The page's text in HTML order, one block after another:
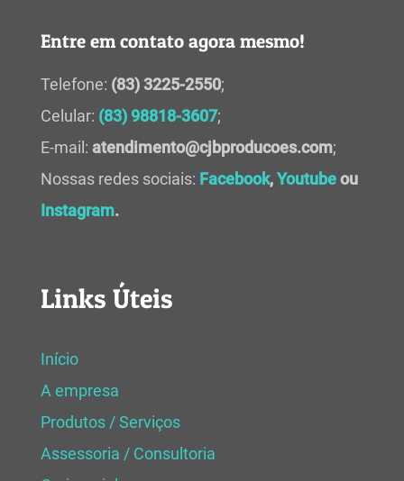
Entre em contato agora mesmo!
Telefone: (83) 3225-2550;
Celular: (83) 98818-3607;
E-mail: atendimento@cjbproducoes.com;
Nossas redes sociais: Facebook,Youtubeou
Instagram.
Links Úteis
Início
A empresa
Produtos / Serviços
Assessoria / Consultoria